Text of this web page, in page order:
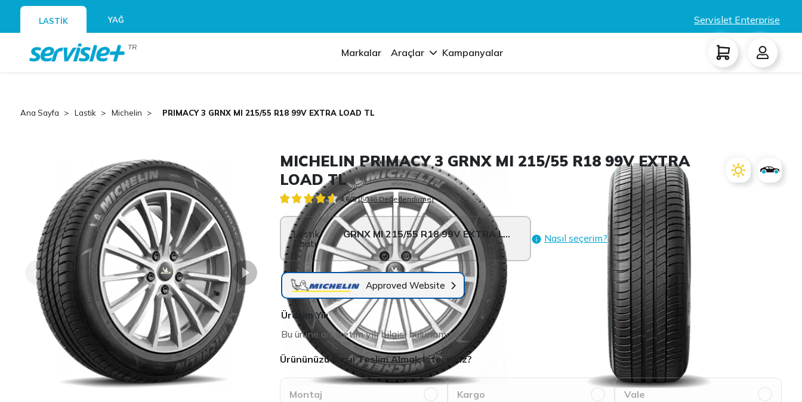
LASTİK YAĞ Servislet Enterprise
TR Markalar Araçlar Kampanyalar
Ana Sayfa Lastik Michelin PRIMACY 3 GRNX MI 215/55 R18 99V EXTRA LOAD TL
MICHELIN PRIMACY 3 GRNX MI 215/55 R18 99V EXTRA
LOAD TL
4.6/5 (5046 Değerlendirme)
Lastik
Ebatı:
GRNX MI 215/55 R18 99V EXTRA LOAD TL Nasıl seçerim?
Approved Website
Üretim Yılı
Bu ürüne ait üretim yılı bilgisi bulunamadı.
Ürününüzü Nasıl Teslim Almak İstersiniz?
Montaj Kargo Vale